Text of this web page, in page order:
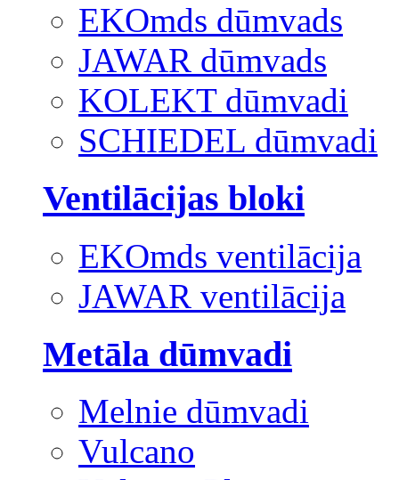
EKOmds dūmvads
JAWAR dūmvads
KOLEKT dūmvadi
SCHIEDEL dūmvadi
Ventilācijas bloki
EKOmds ventilācija
JAWAR ventilācija
Metāla dūmvadi
Melnie dūmvadi
Vulcano